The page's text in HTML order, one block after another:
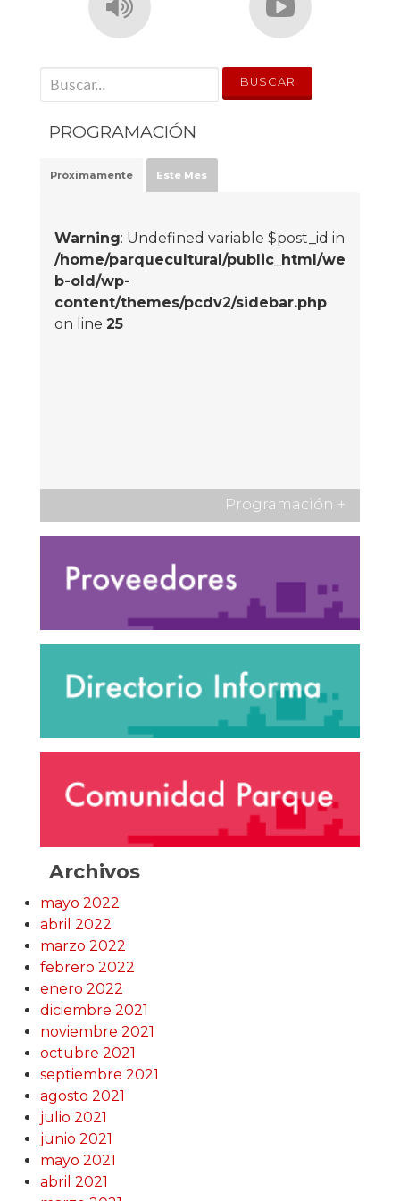
' . __('Search for:') . '
PROGRAMACIÓN
Próximamente Este Mes
Warning: Undefined variable $post_id in
/home/parquecultural/public_html/we
b-old/wp-
content/themes/pcdv2/sidebar.php
on line 25
Programación +
Archivos
mayo 2022
abril 2022
marzo 2022
febrero 2022
enero 2022
diciembre 2021
noviembre 2021
octubre 2021
septiembre 2021
agosto 2021
julio 2021
junio 2021
mayo 2021
abril 2021